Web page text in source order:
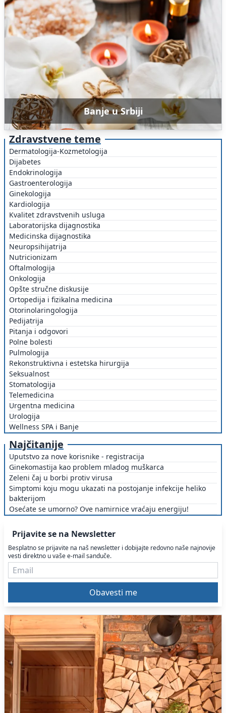
Banje u Srbiji
Zdravstvene teme
Dermatologija-Kozmetologija
Dijabetes
Endokrinologija
Gastroenterologija
Ginekologija
Kardiologija
Kvalitet zdravstvenih usluga
Laboratorijska dijagnostika
Medicinska dijagnostika
Neuropsihijatrija
Nutricionizam
Oftalmologija
Onkologija
Opšte stručne diskusije
Ortopedija i fizikalna medicina
Otorinolaringologija
Pedijatrija
Pitanja i odgovori
Polne bolesti
Pulmologija
Rekonstruktivna i estetska hirurgija
Seksualnost
Stomatologija
Telemedicina
Urgentna medicina
Urologija
Wellness SPA i Banje
Najčitanije
Uputstvo za nove korisnike - registracija
Ginekomastija kao problem mladog muškarca
Zeleni čaj u borbi protiv virusa
Simptomi koju mogu ukazati na postojanje infekcije heliko
bakterijom
Osećate se umorno? Ove namirnice vraćaju energiju!
Prijavite se na Newsletter
Besplatno se prijavite na naš newsletter i dobijajte redovno naše najnovije
vesti direktno u vaše e-mail sanduče.